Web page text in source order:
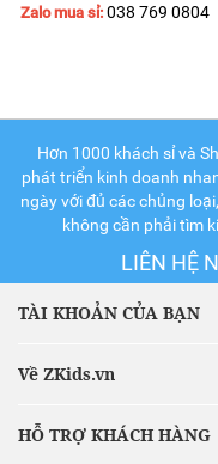
Zalo mua sỉ: 038 769 0804
Hơn 1000 khách sỉ và
phát triển kinh doanh
ngày với đủ các chủng
không cần phải tìm
LIÊN HỆ
TÀI KHOẢN CỦA BẠN
Về ZKids.vn
HỖ TRỢ KHÁCH HÀNG